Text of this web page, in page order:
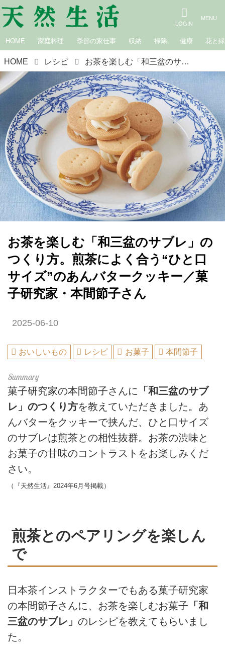
HOME 家庭料理 季節の家仕事 収納 掃除 健康 花と緑
HOME レシピ お茶を楽しむ「和三盆のサブレ」のつくり方。煎茶によく合う“ひと口サイズ”のあんバタークッキー／菓子研究家・本間節子さん
お茶を楽しむ「和三盆のサブレ」の
つくり方。煎茶によく合う“ひと口
サイズ”のあんバタークッキー／菓
子研究家・本間節子さん
2025-06-10
おいしいもの レシピ お菓子 本間節子
菓子研究家の本間節子さんに 「和三盆のサブ
レ」のつくり方を教えていただきました。あ
んバターをクッキーで挟んだ、ひと口サイズ
のサブレは煎茶との相性抜群。お茶の渋味と
お菓子の甘味のコントラストをお楽しみくだ
さい。
（『天然生活』2024年6月号掲載）
煎茶とのペアリングを楽しん
で
日本茶インストラクターでもある菓子研究家
の本間節子さんに、お茶を楽しむお菓子 「和
三盆のサブレ」 のレシピを教えてもらいまし
た。